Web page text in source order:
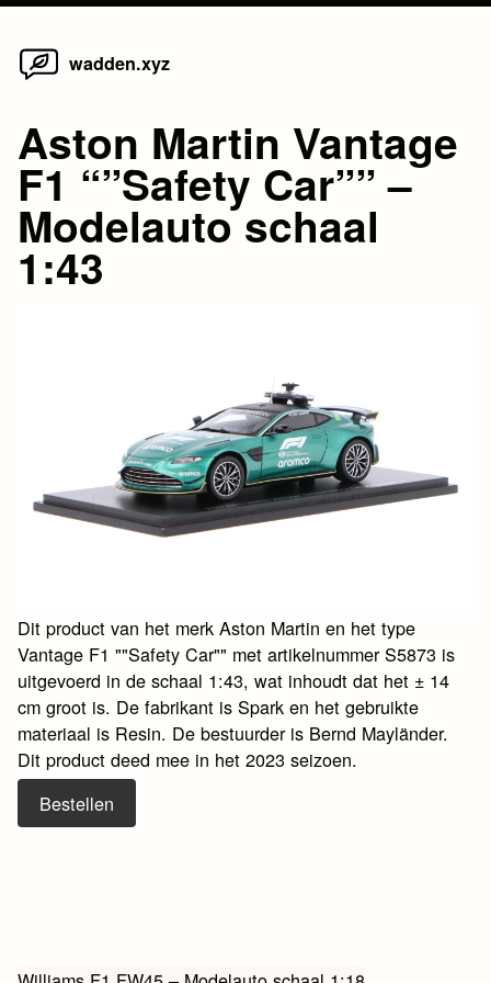
Skip
wadden.xyz
Aston Martin Vantage
F1 “”Safety Car”” –
Modelauto schaal
1:43
Dit product van het merk Aston Martin en het type
Vantage F1 ""Safety Car"" met artikelnummer S5873 is
uitgevoerd in de schaal 1:43, wat inhoudt dat het ± 14
cm groot is. De fabrikant is Spark en het gebruikte
materiaal is Resin. De bestuurder is Bernd Mayländer.
Dit product deed mee in het 2023 seizoen.
Bestellen